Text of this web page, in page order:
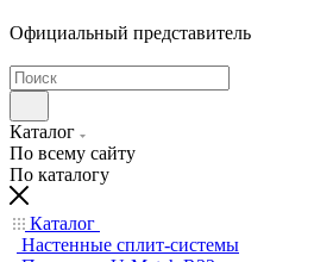
Официальный представитель
Каталог
По всему сайту
По каталогу
Каталог
Настенные сплит-системы